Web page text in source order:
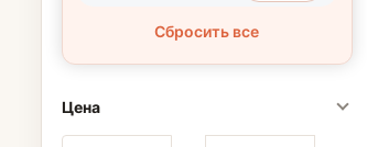
Сбросить все
Цена